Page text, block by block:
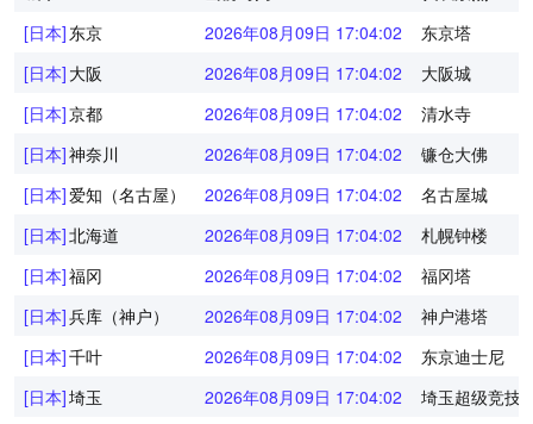
[日本] 东京 2026年08月09日 17:04:02
东京塔
[日本] 大阪 2026年08月09日 17:04:02
大阪城
[日本]京都 2026年08月09日 17:04:02
清水寺
[日本]神奈川 2026年08月09日 17:04:02
镰仓大佛
[日本]爱知（名古屋） 2026年08月09日 17:04:02
名古屋城
[日本]北海道 2026年08月09日 17:04:02
札幌钟楼
[日本]福冈 2026年08月09日 17:04:02
福冈塔
[日本]兵库（神户） 2026年08月09日 17:04:02
神户港塔
[日本]千叶 2026年08月09日 17:04:02
东京迪士尼
[日本]埼玉 2026年08月09日 17:04:02
埼玉超级竞技